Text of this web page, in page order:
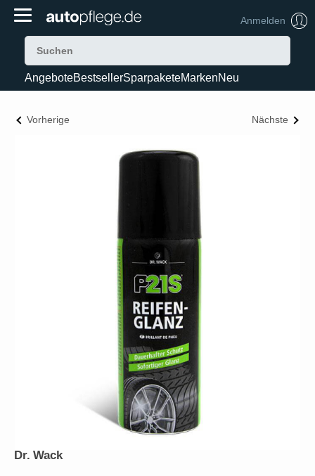
Anmelden
AngeboteBestsellerSparpaketeMarkenNeu
Vorherige Nächste
Dr. Wack